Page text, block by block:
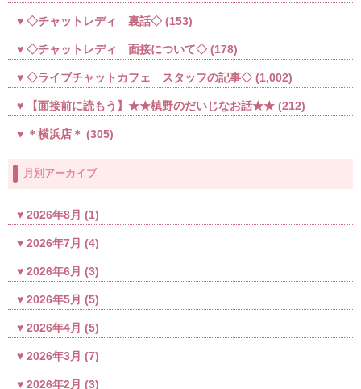
◇チャットレディ 裏話◇ (153)
◇チャットレディ 面接について◇ (178)
◇ライブチャットカフェ スタッフの記事◇ (1,002)
【面接前に読もう】★★槙野のだいじなお話★★ (212)
＊横浜店＊ (305)
月別アーカイブ
2026年8月 (1)
2026年7月 (4)
2026年6月 (3)
2026年5月 (5)
2026年4月 (5)
2026年3月 (7)
2026年2月 (3)